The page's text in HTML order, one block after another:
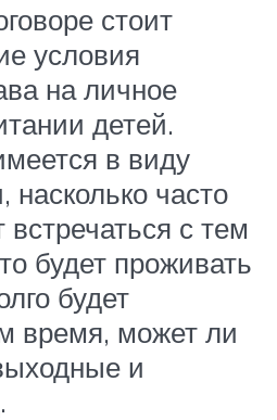
стоит
условия
на личное
детей.
в виду
насколько часто
с тем
будет проживать
будет
время, может ли
и